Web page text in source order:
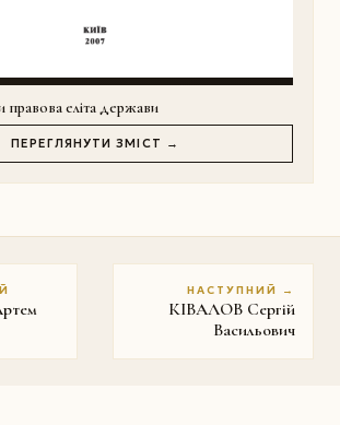
еліта держави
ПЕРЕГЛЯНУТИ ЗМІСТ →
НАСТУПНИЙ →
КІВАЛОВ Сергій
Васильович